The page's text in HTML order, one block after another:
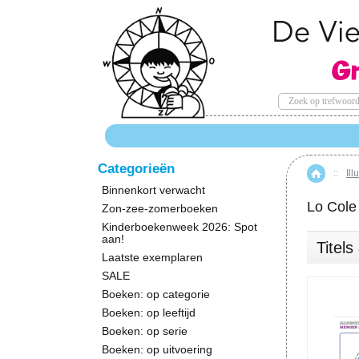
Home
::
Lo Cole
Titels
Categorieën
Binnenkort verwacht
Zon-zee-zomerboeken
Kinderboekenweek 2026: Spot
aan!
Laatste exemplaren
SALE
Boeken: op categorie
Boeken: op leeftijd
Boeken: op serie
Boeken: op uitvoering